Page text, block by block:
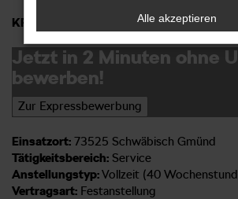
KFZ-Mechatroniker (m/w/d)
Jetzt in 2 Minuten ohne
bewerben!
Zur Expressbewerbung
Einsatzort: 73525 Schwäbisch Gmünd
Tätigkeitsbereich: Service
Anstellungstyp:Vollzeit (40
Vertragsart: Festanstellung
Alle akzeptieren